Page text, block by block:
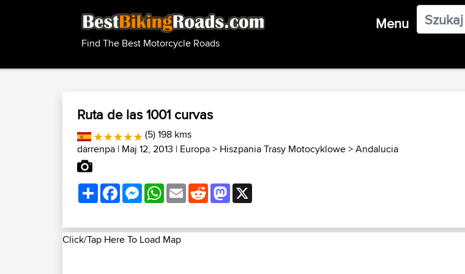
Find The Best Motorcycle Roads
Menu
Ruta de las 1001 curvas
(5) 198 kms
darrenpa | Maj 12, 2013 | Europa> Hiszpania Trasy Motocyklowe>Andalucia
ShareFacebookMessenger
WhatsApp
EmailRedditMastodon
Click/Tap Here To Load Map